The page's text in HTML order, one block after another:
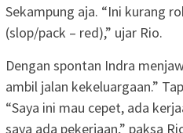
Sekampung aja. “Ini kurang
(slop/pack – red),” ujar Rio.
Dengan spontan Indra
ambil jalan kekeluargaan.”
“Saya ini mau cepet, ada
saya ada pekerjaan,” paksa